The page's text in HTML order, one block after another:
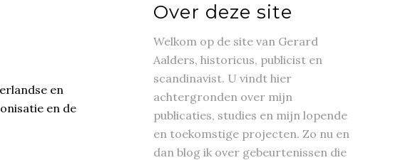
en
en de
Over deze site
Welkom op de site van Gerard
Aalders, historicus, publicist en
scandinavist. U vindt hier
achtergronden over mijn
publicaties, studies en mijn lopende
en toekomstige projecten. Zo nu en
dan blog ik over gebeurtenissen die